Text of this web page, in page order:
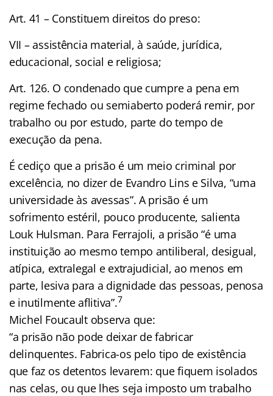
Art. 41 – Constituem direitos do preso:
VII – assistência material, à saúde, jurídica,
educacional, social e religiosa;
Art. 126. O condenado que cumpre a pena em
regime fechado ou semiaberto poderá remir, por
trabalho ou por estudo, parte do tempo de
execução da pena.
É cediço que a prisão é um meio criminal por
excelência, no dizer de Evandro Lins e Silva, “uma
universidade às avessas”. A prisão é um
sofrimento estéril, pouco producente, salienta
Louk Hulsman. Para Ferrajoli, a prisão “é uma
instituição ao mesmo tempo antiliberal, desigual,
atípica, extralegal e extrajudicial, ao menos em
parte, lesiva para a dignidade das pessoas, penosa
e inutilmente aflitiva”.7
Michel Foucault observa que:
“a prisão não pode deixar de fabricar
delinquentes. Fabrica-os pelo tipo de existência
que faz os detentos levarem: que fiquem isolados
nas celas, ou que lhes seja imposto um trabalho